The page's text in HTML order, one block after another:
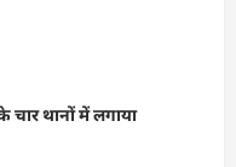
थानों में लगाया